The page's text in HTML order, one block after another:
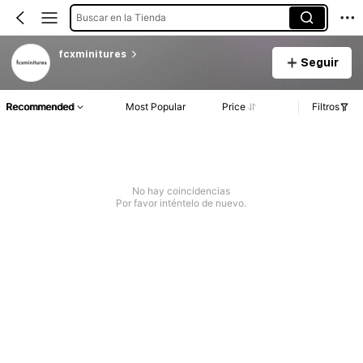
Buscar en la Tienda
fcxminitures
Seguir
Recommended Most Popular Price Filtros
No hay coincidencias
Por favor inténtelo de nuevo.